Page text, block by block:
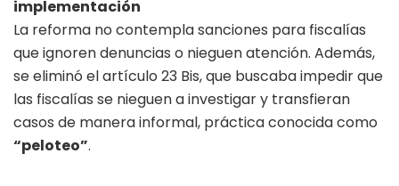
implementación
La reforma no contempla sanciones para fiscalías
que ignoren denuncias o nieguen atención. Además,
se eliminó el artículo 23 Bis, que buscaba impedir que
las fiscalías se nieguen a investigar y transfieran
casos de manera informal, práctica conocida como
“peloteo”.